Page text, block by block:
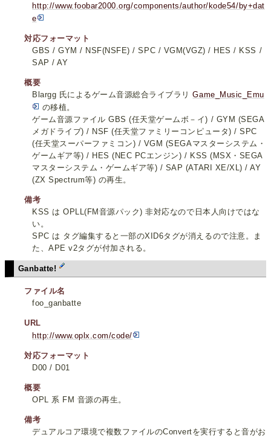
http://www.foobar2000.org/components/author/kode54/by+dat
e
対応フォーマット
GBS / GYM / NSF(NSFE) / SPC / VGM(VGZ) / HES / KSS /
SAP / AY
概要
Blargg 氏によるゲーム音源総合ライブラリGame_Music_Emu
の移植。
ゲーム音源ファイル GBS (任天堂ゲームボ－イ) / GYM (SEGA
メガドライブ) / NSF (任天堂ファミリーコンピュータ) / SPC
(任天堂スーパーファミコン) / VGM (SEGAマスターシステム・
ゲームギア等) / HES (NEC PCエンジン) / KSS (MSX・SEGA
マスターシステム・ゲームギア等) / SAP (ATARI XE/XL) / AY
(ZX Spectrum等) の再生。
備考
KSS は OPLL(FM音源パック) 非対応なので日本人向けではな
い。
SPC は タグ編集すると一部のXID6タグが消えるので注意。ま
た、APE v2タグが付加される。
Ganbatte!
ファイル名
foo_ganbatte
URL
http://www.oplx.com/code/
対応フォーマット
D00 / D01
概要
OPL 系 FM 音源の再生。
備考
デュアルコア環境で複数ファイルのConvertを実行すると音がお